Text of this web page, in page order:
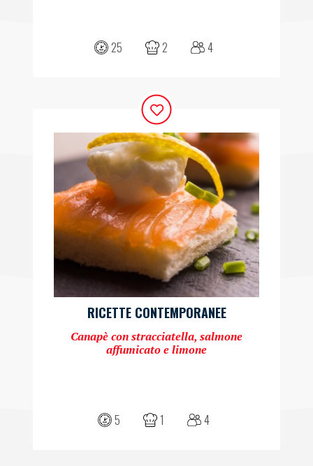
25 2 4
RICETTE CONTEMPORANEE
Canapè con stracciatella, salmone
affumicato e limone
5 1 4